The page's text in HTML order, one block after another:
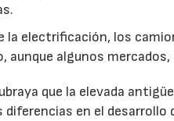
la electrificación, los
aunque algunos
que la elevada
diferencias en el